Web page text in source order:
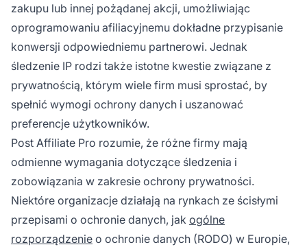
zakupu lub innej pożądanej akcji, umożliwiając
oprogramowaniu afiliacyjnemu dokładne przypisanie
konwersji odpowiedniemu partnerowi. Jednak
śledzenie IP rodzi także istotne kwestie związane z
prywatnością, którym wiele firm musi sprostać, by
spełnić wymogi ochrony danych i uszanować
preferencje użytkowników.
Post Affiliate Pro rozumie, że różne firmy mają
odmienne wymagania dotyczące śledzenia i
zobowiązania w zakresie ochrony prywatności.
Niektóre organizacje działają na rynkach ze ścisłymi
przepisami o ochronie danych, jak ogólne
rozporządzenie o ochronie danych (RODO) w Europie,